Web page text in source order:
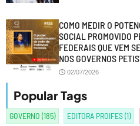
COMO MEDIR O
SOCIAL PROMOVIDO
FEDERAIS QUE VEM
NOS GOVERNOS
02/07/2026
Popular Tags
GOVERNO (185) EDITORA PROIFES(1)